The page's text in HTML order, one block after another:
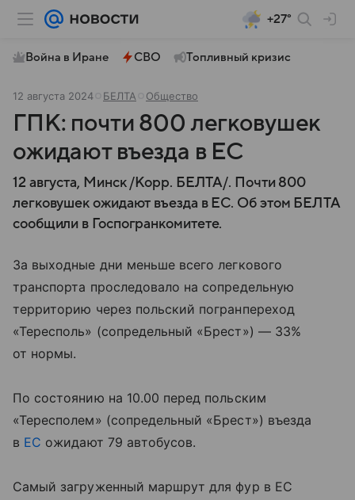
+27°
Война в Иране СВО Топливный кризис
12 августа 2024 БЕЛТА Общество
ГПК: почти 800 легковушек
ожидают въезда в ЕС
12 августа, Минск /Корр. БЕЛТА/. Почти 800
легковушек ожидают въезда в ЕС. Об этом БЕЛТА
сообщили в Госпогранкомитете.
За выходные дни меньше всего легкового
транспорта проследовало на сопредельную
территорию через польский погранпереход
«Тересполь» (сопредельный «Брест») — 33%
от нормы.
По состоянию на 10.00 перед польским
«Тересполем» (сопредельный «Брест») въезда
в ЕС ожидают 79 автобусов.
Самый загруженный маршрут для фур в ЕС